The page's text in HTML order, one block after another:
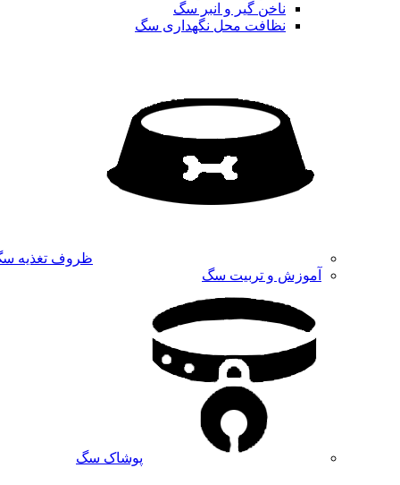
ناخن گیر و انبر سگ
نظافت محل نگهداری سگ
ظروف تغذیه
آموزش و تربیت سگ
پوشاک سگ